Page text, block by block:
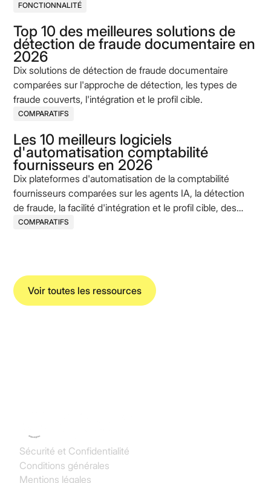
FONCTIONNALITÉ
Top 10 des meilleures solutions de
détection de fraude documentaire en
2026
Dix solutions de détection de fraude documentaire
comparées sur l'approche de détection, les types de
fraude couverts, l'intégration et le profil cible.
COMPARATIFS
Les 10 meilleurs logiciels
d'automatisation comptabilité
fournisseurs en 2026
Dix plateformes d'automatisation de la comptabilité
fournisseurs comparées sur les agents IA, la détection
de fraude, la facilité d'intégration et le profil cible, des
acteurs historiques aux challengers AI-native.
COMPARATIFS
Voir toutes les ressources
Sécurité et Confidentialité
Conditions générales
Mentions légales